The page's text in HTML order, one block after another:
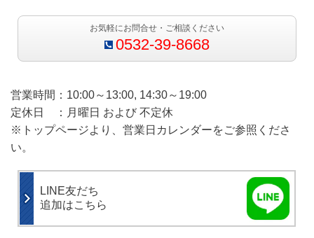
お気軽にお問合せ・ご相談ください
0532-39-8668
営業時間：10:00～13:00, 14:30～19:00
定休日 ：月曜日 および 不定休
※トップページより、営業日カレンダーをご参照くださ
い。
LINE友だち
追加はこちら